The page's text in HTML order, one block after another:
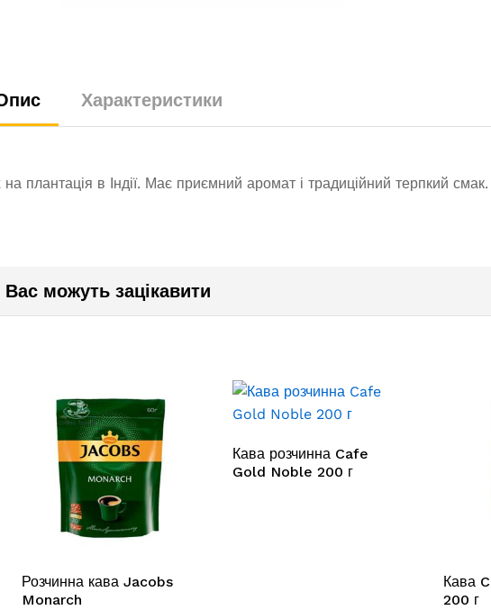
Характеристики
плантація в Індії. Має приємний аромат і традиційний терпкий смак.
Вас можуть зацікавити
Розчинна кава Jacobs
Monarch
Кава розчинна Cafe
Gold Noble 200 г
Кава
200 г